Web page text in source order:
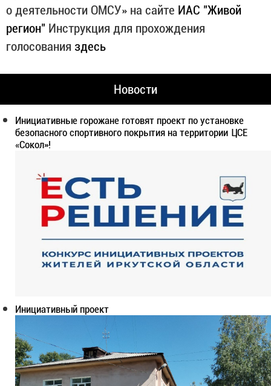
о деятельности ОМСУ» на сайте ИАС "Живой
регион" Инструкция для прохождения
голосования здесь
Новости
Инициативные горожане готовят проект по установке
безопасного спортивного покрытия на территории ЦСЕ
«Сокол»!
Инициативный проект